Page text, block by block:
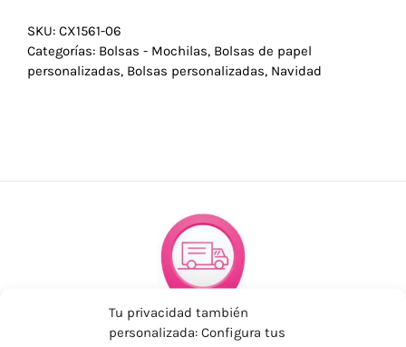
Tu privacidad también
personalizada: Configura tus
SKU: CX1561-06
Categorías: Bolsas - Mochilas, Bolsas de papel
personalizadas, Bolsas personalizadas, Navidad
ENVÍOS ECONÓMICOS